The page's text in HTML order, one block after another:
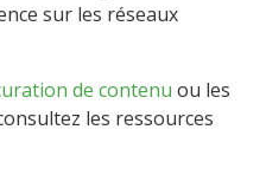
sur les réseaux
de contenu ou les
les ressources